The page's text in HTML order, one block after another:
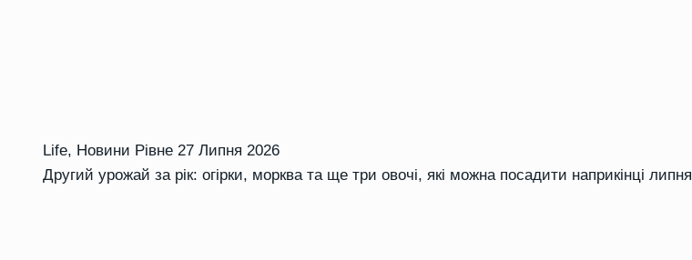
Life, Новини Рівне 27 Липня 2026
Другий урожай за рік: огірки, морква та ще три овочі, які можна посадити наприкінці липня